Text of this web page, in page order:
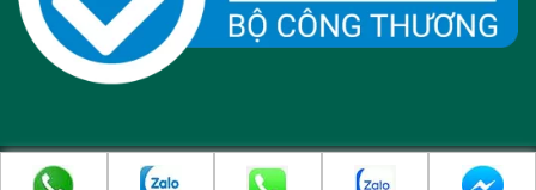
Copyright 2021 © Trang web này được sở hữu và quản lý bởi: